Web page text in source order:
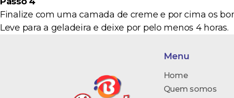
Finalize com uma camada de creme e por cima os
Leve para a geladeira e deixe por pelo menos 4 horas.
Menu
Home
Quem somos